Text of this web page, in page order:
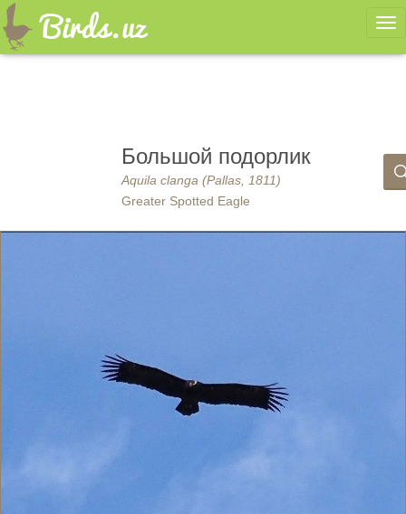
Большой подорлик
Aquila clanga (Pallas, 1811)
Greater Spotted Eagle